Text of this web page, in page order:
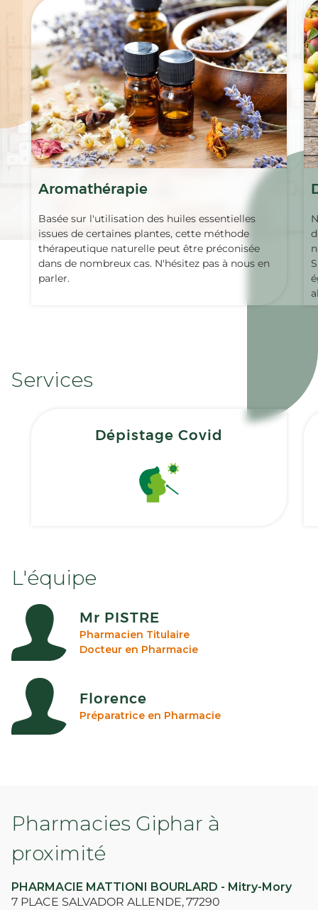
Aromathérapie
Basée sur l'utilisation des huiles essentielles
issues de certaines plantes, cette méthode
thérapeutique naturelle peut être préconisée
dans de nombreux cas. N'hésitez pas à nous en
parler.
Services
Dépistage Covid
L'équipe
Mr PISTRE
Pharmacien Titulaire
Docteur en Pharmacie
Florence
Préparatrice en Pharmacie
Pharmacies Giphar à
proximité
PHARMACIE MATTIONI BOURLARD - Mitry-Mory
7 PLACE SALVADOR ALLENDE,77290